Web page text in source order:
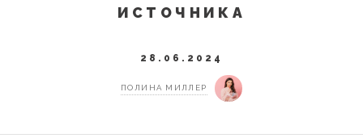
ИСТОЧНИКА
28.06.2024
ПОЛИНА МИЛЛЕР